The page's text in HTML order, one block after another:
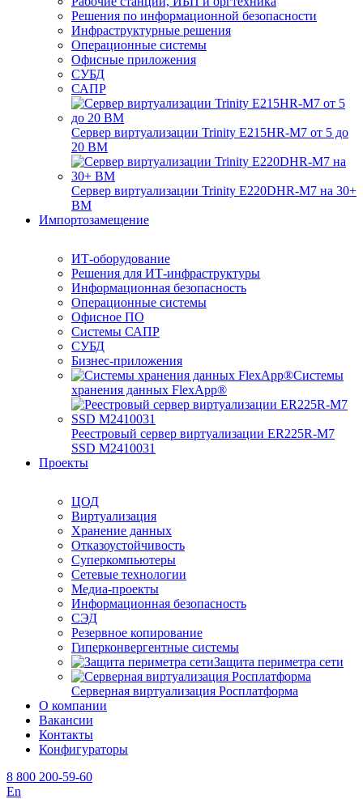
Решения по информационной безопасности
Инфраструктурные решения
Операционные системы
Офисные приложения
СУБД
САПР
Сервер виртуализации Trinity E215HR-M7 от 5 до
20 ВМ
Сервер виртуализации Trinity E220DHR-M7 на 30+
ВМ
Импортозамещение
ИТ-оборудование
Решения для ИТ-инфраструктуры
Информационная безопасность
Операционные системы
Офисное ПО
Системы САПР
СУБД
Бизнес-приложения
Системы
хранения данных FlexApp®
Реестровый сервер виртуализации ER225R-M7
SSD М2410031
Проекты
ЦОД
Виртуализация
Хранение данных
Отказоустойчивость
Суперкомпьютеры
Сетевые технологии
Медиа-проекты
Информационная безопасность
СЭД
Резервное копирование
Гиперконвергентные системы
Защита периметра сети
Серверная виртуализация Росплатформа
О компании
Вакансии
Контакты
Конфигураторы
8 800 200-59-60
En